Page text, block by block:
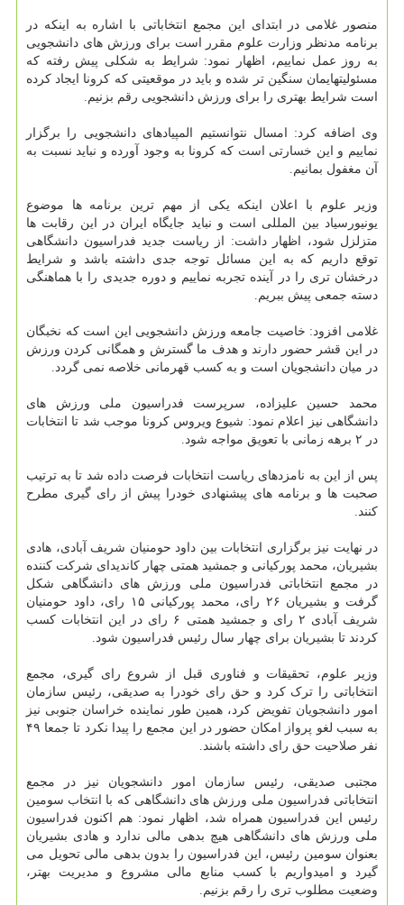
منصور غلامی در ابتدای این مجمع انتخاباتی با اشاره به اینکه در
برنامه مدنظر وزارت علوم مقرر است برای ورزش های دانشجویی
به روز عمل نماییم، اظهار نمود: شرایط به شکلی پیش رفته که
مسئولیتهایمان سنگین تر شده و باید در موقعیتی که کرونا ایجاد کرده
است شرایط بهتری را برای ورزش دانشجویی رقم بزنیم.
وی اضافه کرد: امسال نتوانستیم المپیادهای دانشجویی را برگزار
نماییم و این خسارتی است که کرونا به وجود آورده و نباید نسبت به
آن مغفول بمانیم.
وزیر علوم با اعلان اینکه یکی از مهم ترین برنامه ها موضوع
یونیورسیاد بین المللی است و نباید جایگاه ایران در این رقابت ها
متزلزل شود، اظهار داشت: از ریاست جدید فدراسیون دانشگاهی
توقع داریم که به این مسائل توجه جدی داشته باشد و شرایط
درخشان تری را در آینده تجربه نماییم و دوره جدیدی را با هماهنگی
دسته جمعی پیش ببریم.
غلامی افزود: خاصیت جامعه ورزش دانشجویی این است که نخبگان
در این قشر حضور دارند و هدف ما گسترش و همگانی کردن ورزش
در میان دانشجویان است و به کسب قهرمانی خلاصه نمی گردد.
محمد حسین علیزاده، سرپرست فدراسیون ملی ورزش های
دانشگاهی نیز اعلام نمود: شیوع ویروس کرونا موجب شد تا انتخابات
در ۲ برهه زمانی با تعویق مواجه شود.
پس از این به نامزدهای ریاست انتخابات فرصت داده شد تا به ترتیب
صحبت ها و برنامه های پیشنهادی خودرا پیش از رای گیری مطرح
کنند.
در نهایت نیز برگزاری انتخابات بین داود حومنیان شریف آبادی، هادی
بشیریان، محمد پورکیانی و جمشید همتی چهار کاندیدای شرکت کننده
در مجمع انتخاباتی فدراسیون ملی ورزش های دانشگاهی شکل
گرفت و بشیریان ۲۶ رای، محمد پورکیانی ۱۵ رای، داود حومنیان
شریف آبادی ۲ رای و جمشید همتی ۶ رای در این انتخابات کسب
کردند تا بشیریان برای چهار سال رئیس فدراسیون شود.
وزیر علوم، تحقیقات و فناوری قبل از شروع رای گیری، مجمع
انتخاباتی را ترک کرد و حق رای خودرا به صدیقی، رئیس سازمان
امور دانشجویان تفویض کرد، همین طور نماینده خراسان جنوبی نیز
به سبب لغو پرواز امکان حضور در این مجمع را پیدا نکرد تا جمعا ۴۹
نفر صلاحیت حق رای داشته باشند.
مجتبی صدیقی، رئیس سازمان امور دانشجویان نیز در مجمع
انتخاباتی فدراسیون ملی ورزش های دانشگاهی که با انتخاب سومین
رئیس این فدراسیون همراه شد، اظهار نمود: هم اکنون فدراسیون
ملی ورزش های دانشگاهی هیچ بدهی مالی ندارد و هادی بشیریان
بعنوان سومین رئیس، این فدراسیون را بدون بدهی مالی تحویل می
گیرد و امیدواریم با کسب منابع مالی مشروع و مدیریت بهتر،
وضعیت مطلوب تری را رقم بزنیم.